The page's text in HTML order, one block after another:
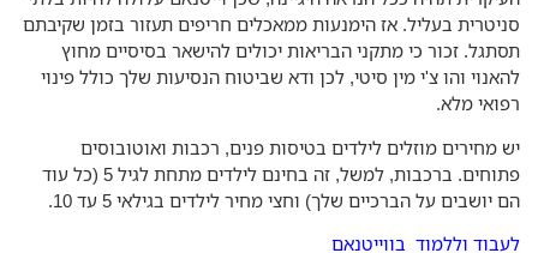
בעליל. אז הימנעות ממאכלים חריפים תעזור בזמן שקיבתם
זכור כי מתקני הבריאות יכולים להישאר בסיסיים מחוץ
והו צ'י מין סיטי, לכן ודא שביטוח הנסיעות שלך כולל פינוי
מלא.
מחירים מוזלים לילדים בטיסות פנים, רכבות ואוטובוסים
פתוחים. ברכבות, למשל, זה בחינם לילדים מתחת לגיל 5 (כל עוד
יושבים על הברכיים שלך) וחצי מחיר לילדים בגילאי 5 עד 10.
וללמוד בווייטנאם